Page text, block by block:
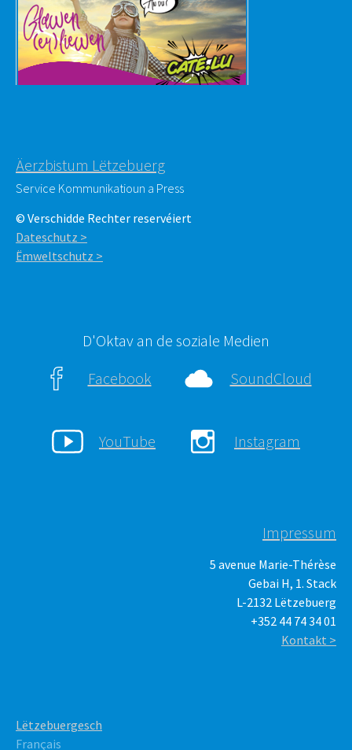
Äerzbistum Lëtzebuerg
Service Kommunikatioun a Press
© Verschidde Rechter reservéiert
Dateschutz >
Ëmweltschutz >
D'Oktav an de soziale Medien
Facebook
SoundCloud
YouTube Instagram
Impressum
5 avenue Marie-Thérèse
Gebai H, 1. Stack
L-2132 Lëtzebuerg
+352 44 74 34 01
Kontakt >
Lëtzebuergesch
Français